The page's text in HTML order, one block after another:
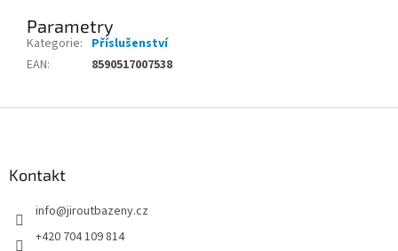
Parametry
Kategorie: Příslušenství
EAN: 8590517007538
Kontakt
info@jiroutbazeny.cz
+420 704 109 814